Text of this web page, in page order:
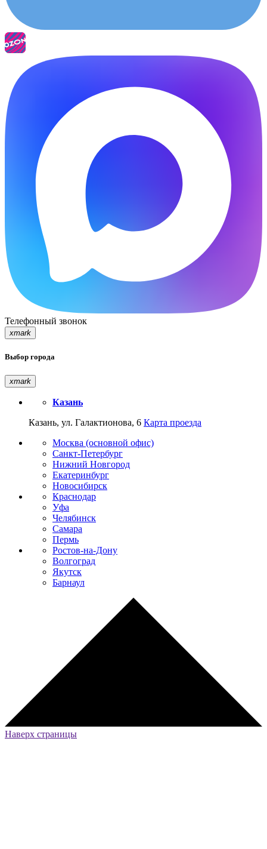
Телефонный звонок
xmark
Выбор города
xmark
Казань
Казань, ул. Галактионова, 6 Карта проезда
Москва (основной офис)
Санкт-Петербург
Нижний Новгород
Екатеринбург
Новосибирск
Краснодар
Уфа
Челябинск
Самара
Пермь
Ростов-на-Дону
Волгоград
Якутск
Барнаул
Наверх страницы